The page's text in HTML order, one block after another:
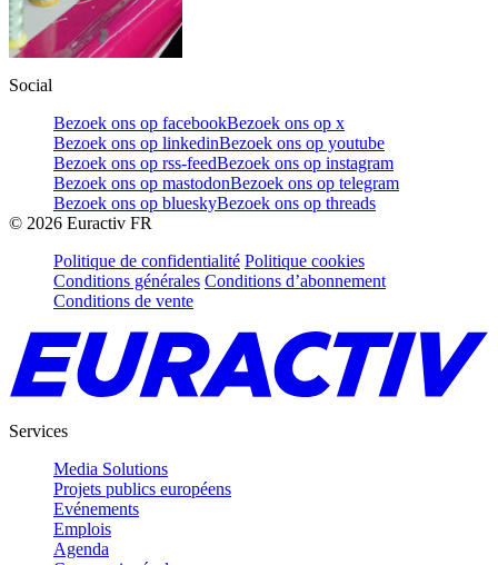
Social
Bezoek ons op facebookBezoek ons op x
Bezoek ons op linkedinBezoek ons op youtube
Bezoek ons op rss-feedBezoek ons op instagram
Bezoek ons op mastodonBezoek ons op telegram
Bezoek ons op blueskyBezoek ons op threads
© 2026 Euractiv FR
Politique de confidentialité Politique cookies
Conditions générales Conditions d’abonnement
Conditions de vente
Services
Media Solutions
Projets publics européens
Evénements
Emplois
Agenda